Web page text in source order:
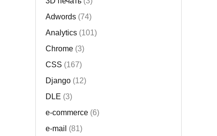
Adwords(74)
Analytics(101)
Chrome(3)
CSS (167)
Django(12)
DLE (3)
e-commerce(6)
e-mail (81)